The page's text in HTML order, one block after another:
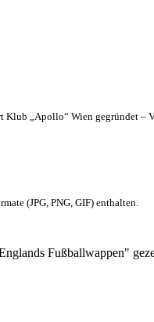
„Apollo“ Wien gegründet –
(JPG, PNG, GIF) enthalten.
Fußballwappen"